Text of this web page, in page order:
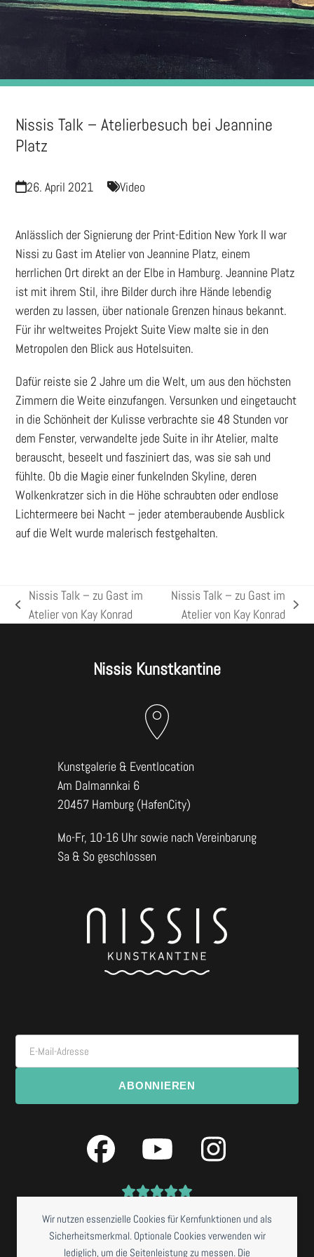
Wir nutzen essenzielle Cookies für Kernfunktionen und als
Sicherheitsmerkmal. Optionale Cookies verwenden wir
lediglich, um die Seitenleistung zu messen. Die
Nissis Talk – Atelierbesuch bei Jeannine
Platz
26. April 2021 Video
Anlässlich der Signierung der Print-Edition New York II war
Nissi zu Gast im Atelier von Jeannine Platz, einem
herrlichen Ort direkt an der Elbe in Hamburg. Jeannine Platz
ist mit ihrem Stil, ihre Bilder durch ihre Hände lebendig
werden zu lassen, über nationale Grenzen hinaus bekannt.
Für ihr weltweites Projekt Suite View malte sie in den
Metropolen den Blick aus Hotelsuiten.
Dafür reiste sie 2 Jahre um die Welt, um aus den höchsten
Zimmern die Weite einzufangen. Versunken und eingetaucht
in die Schönheit der Kulisse verbrachte sie 48 Stunden vor
dem Fenster, verwandelte jede Suite in ihr Atelier, malte
berauscht, beseelt und fasziniert das, was sie sah und
fühlte. Ob die Magie einer funkelnden Skyline, deren
Wolkenkratzer sich in die Höhe schraubten oder endlose
Lichtermeere bei Nacht – jeder atemberaubende Ausblick
auf die Welt wurde malerisch festgehalten.
vorheriger
Nissis Talk – zu Gast im
Atelier von Kay Konrad
Nächster
Nissis Talk – zu Gast im
Atelier von Kay Konrad
Nissis Kunstkantine
Kunstgalerie & Eventlocation
Am Dalmannkai 6
20457 Hamburg (HafenCity)
Mo-Fr, 10-16 Uhr sowie nach Vereinbarung
Sa & So geschlossen
E-Mail-Adresse
ABONNIEREN
Facebook
YouTube